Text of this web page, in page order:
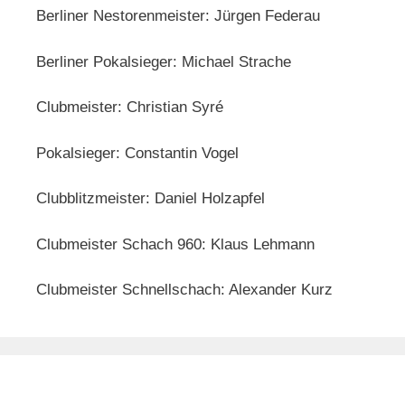
Berliner Nestorenmeister: Jürgen Federau
Berliner Pokalsieger: Michael Strache
Clubmeister: Christian Syré
Pokalsieger: Constantin Vogel
Clubblitzmeister: Daniel Holzapfel
Clubmeister Schach 960: Klaus Lehmann
Clubmeister Schnellschach: Alexander Kurz